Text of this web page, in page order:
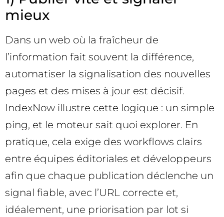
mieux
Dans un web où la fraîcheur de
l’information fait souvent la différence,
automatiser la signalisation des nouvelles
pages et des mises à jour est décisif.
IndexNow illustre cette logique : un simple
ping, et le moteur sait quoi explorer. En
pratique, cela exige des workflows clairs
entre équipes éditoriales et développeurs
afin que chaque publication déclenche un
signal fiable, avec l’URL correcte et,
idéalement, une priorisation par lot si